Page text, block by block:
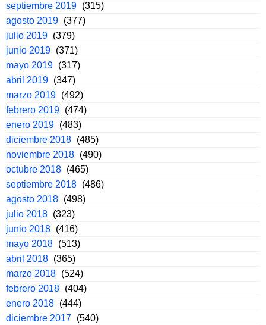
septiembre 2019 (315)
agosto 2019 (377)
julio 2019 (379)
junio 2019 (371)
mayo 2019 (317)
abril 2019 (347)
marzo 2019 (492)
febrero 2019 (474)
enero 2019 (483)
diciembre 2018 (485)
noviembre 2018 (490)
octubre 2018 (465)
septiembre 2018 (486)
agosto 2018 (498)
julio 2018 (323)
junio 2018 (416)
mayo 2018 (513)
abril 2018 (365)
marzo 2018 (524)
febrero 2018 (404)
enero 2018 (444)
diciembre 2017 (540)